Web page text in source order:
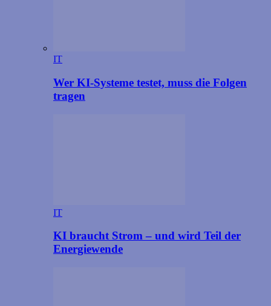
IT
Wer KI-Systeme testet, muss die Folgen
tragen
IT
KI braucht Strom – und wird Teil der
Energiewende